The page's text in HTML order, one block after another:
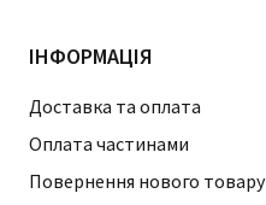
ІНФОРМАЦІЯ
Доставка та оплата
Оплата частинами
Повернення нового товару